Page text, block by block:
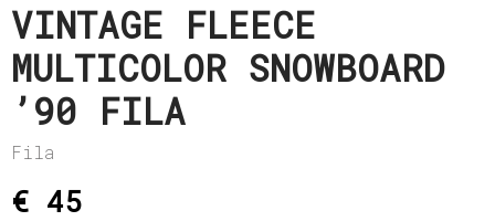
VINTAGE FLEECE
MULTICOLOR SNOWBOARD
’90 FILA
Fila
€ 45